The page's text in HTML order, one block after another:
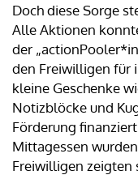
Doch diese Sorge
Alle Aktionen
der
den Freiwilligen für
kleine Geschenke
Notizblöcke und
Förderung
Mittagessen
Freiwilligen zeigten